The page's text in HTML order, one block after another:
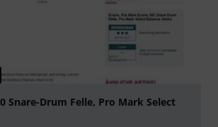
Snare-Drum Felle, Pro Mark Select